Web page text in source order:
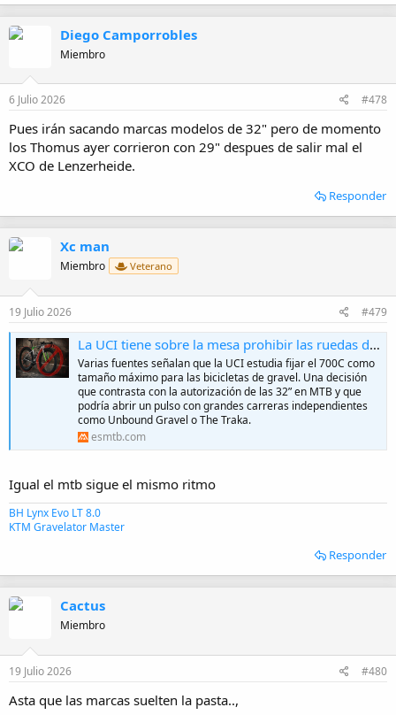
Diego Camporrobles
Miembro
6 Julio 2026 #478
Pues irán sacando marcas modelos de 32" pero de momento
los Thomus ayer corrieron con 29" despues de salir mal el
XCO de Lenzerheide.
Responder
Xc man
Miembro Veterano
19 Julio 2026 #479
La UCI tiene sobre la mesa prohibir las ruedas de 32” en gravel
Varias fuentes señalan que la UCI estudia fijar el 700C como
tamaño máximo para las bicicletas de gravel. Una decisión
que contrasta con la autorización de las 32” en MTB y que
podría abrir un pulso con grandes carreras independientes
como Unbound Gravel o The Traka.
esmtb.com
Igual el mtb sigue el mismo ritmo
BH Lynx Evo LT 8.0
KTM Gravelator Master
Responder
Cactus
Miembro
19 Julio 2026 #480
Asta que las marcas suelten la pasta..,